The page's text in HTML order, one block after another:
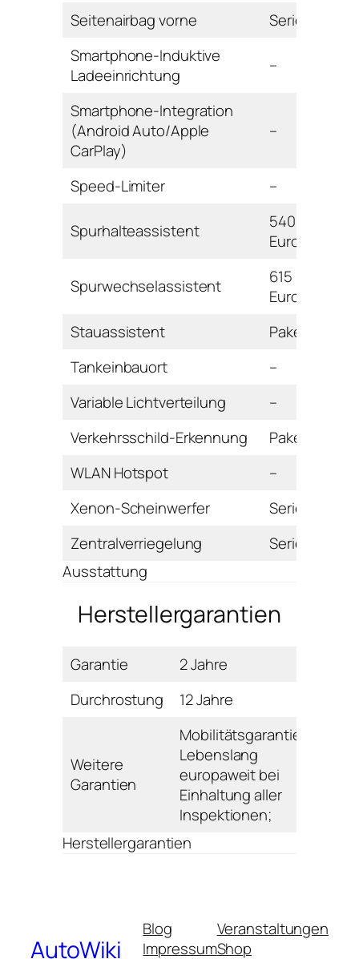
Seitenairbag vorne
Serie
Smartphone-Induktive
Ladeeinrichtung
–
Smartphone-Integration
(Android Auto/Apple
CarPlay)
–
Speed-Limiter –
Spurhalteassistent
540
Euro
Spurwechselassistent
615
Euro
Stauassistent
Paket
Tankeinbauort
–
Variable Lichtverteilung
–
Verkehrsschild-Erkennung
Paket
WLAN Hotspot
–
Xenon-Scheinwerfer
Serie
Zentralverriegelung
Serie
Ausstattung
Herstellergarantien
Garantie
2 Jahre
Durchrostung
12 Jahre
Weitere
Garantien
Mobilitätsgarantie:
Lebenslang
europaweit bei
Einhaltung aller
Inspektionen;
Herstellergarantien
AutoWiki
Blog
Impressum
Veranstaltungen
Shop